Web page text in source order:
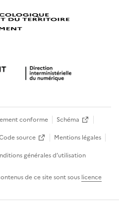
conforme
Schéma
source
Mentions légales
générales d’utilisation
de ce site sont sous licence